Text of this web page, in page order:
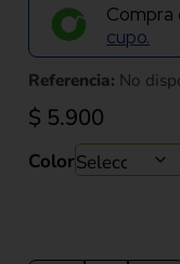
cupo.
Referencia: No
$ 5.900
Color